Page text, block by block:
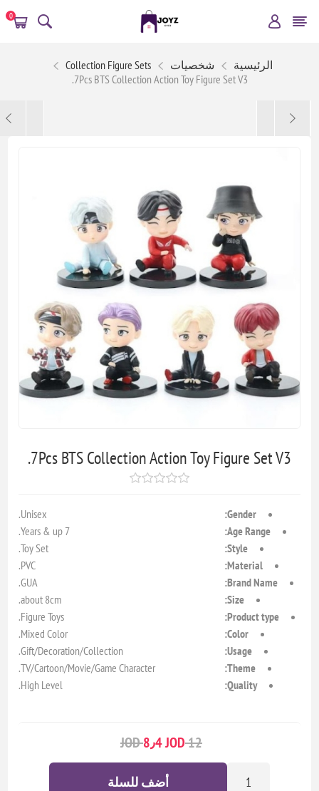
0
الرئيسية شخصيات
Collection Figure Sets
7Pcs BTS Collection Action Toy Figure Set V3.
7Pcs BTS Collection Action Toy Figure Set V3.
Gender:
Unisex.
Age Range:
7 Years & up.
Style:
Toy Set.
Material:
PVC.
Brand Name:
GUA.
Size:
about 8cm.
Product type:
Figure Toys.
Color:
Mixed Color.
Usage:
Gift/Decoration/Collection.
Theme:
TV/Cartoon/Movie/Game Character.
Quality:
High Level.
12 JOD8٫4 JOD
أضف للسلة